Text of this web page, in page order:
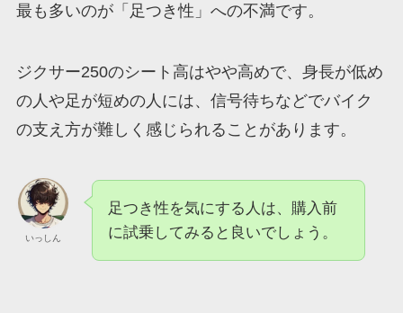
最も多いのが「足つき性」への不満です。
ジクサー250のシート高はやや高めで、身長が低め
の人や足が短めの人には、信号待ちなどでバイク
の支え方が難しく感じられることがあります。
いっしん
足つき性を気にする人は、購入前
に試乗してみると良いでしょう。